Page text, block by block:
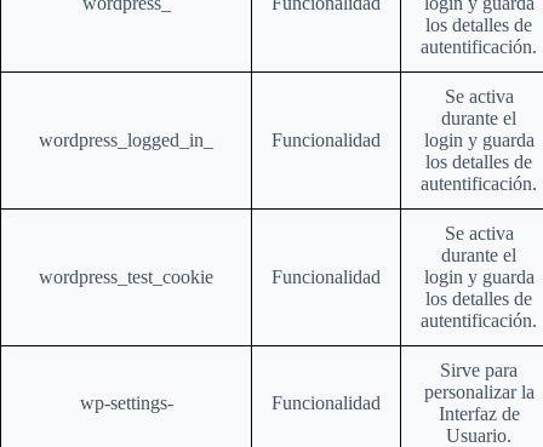
los detalles de
autentificación.
wordpress_logged_in_ Funcionalidad
Se activa
durante el
login y guarda
los detalles de
autentificación.
wordpress_test_cookie Funcionalidad
Se activa
durante el
login y guarda
los detalles de
autentificación.
wp-settings- Funcionalidad
Sirve para
personalizar la
Interfaz de
Usuario.